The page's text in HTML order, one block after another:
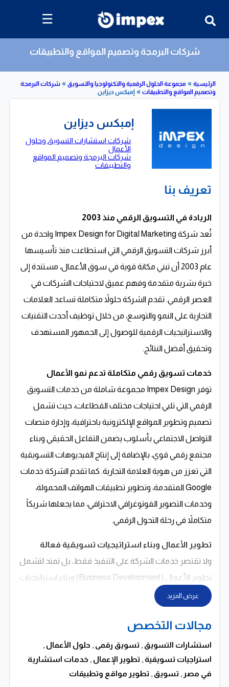
☰
شركات البرمجة وتصميم المواقع والتطبيقات
»
مجموعة الحلول الرقمية والتكنولوجيا والتسويق
»
شركات البرمجة
والتطبيقات
»
إمبكس ديزاين
إمبكس ديزاين
شركات استشارات التسويق وحلول
الأعمال
تعريف بنا
الريادة في التسويق الرقمي منذ 2003
تُعد شركة Impex Design for Digital Marketing واحدة من
أبرز شركات التسويق الرقمي التي استطاعت منذ تأسيسها
عام 2003 أن تبني مكانة قوية في سوق الأعمال، مستندة إلى
خبرة بشرية متقدمة وفهم عميق لاحتياجات الشركات في
العصر الرقمي. تقدم الشركة حلولاً متكاملة تساعد العلامات
التجارية على النمو والتوسع، من خلال توظيف أحدث التقنيات
والاستراتيجيات الرقمية للوصول إلى الجمهور المستهدف
وتحقيق أفضل النتائج.
خدمات تسويق رقمي متكاملة تدعم نمو الأعمال
توفر Impex Design مجموعة شاملة من خدمات التسويق
الرقمي التي تلبي احتياجات مختلف القطاعات، حيث تشمل
تصميم وتطوير المواقع الإلكترونية باحترافية، وإدارة منصات
التواصل الاجتماعي بأسلوب يضمن التفاعل الحقيقي وبناء
مجتمع رقمي قوي، بالإضافة إلى إنتاج الفيديوهات التسويقية
التي تعزز من هوية العلامة التجارية. كما تقدم الشركة خدمات
Google المتقدمة، وتطوير تطبيقات الهواتف المحمولة،
وخدمات التصوير الفوتوغرافي الاحترافي، مما يجعلها شريكاً
متكاملاً في رحلة التحول الرقمي.
تطوير الأعمال وبناء استراتيجيات تسويقية فعالة
ولا تقتصر خدمات الشركة على التنفيذ فقط، بل تمتد لتشمل
تطوير الأعمال (Business Development) وبناء استراتيجيات
والمنافسين بدقة، وتحديد الفرص المتاحة، ثم تصميم خطط
استراتيجية مدروسة تهدف إلى زيادة الحصة السوقية وتعزيز
القدرة التنافسية. كما تعمل على تحديد الجمهور المستهدف
بدقة، واختيار القنوات التسويقية الأنسب، ووضع رسائل
عرض المزيد
مجالات التخصص
استشارات التسويق , تسويق رقمى , حلول الأعمال ,
استراجيات تسويقية , تطوير الإعمال , خدمات استشارية
في مصر , تسويق , تطوير مواقع وتطبيقات